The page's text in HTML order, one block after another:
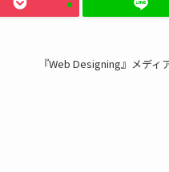
『Web Designing』メデ